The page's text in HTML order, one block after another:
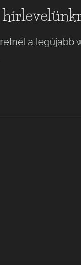
a legújabb